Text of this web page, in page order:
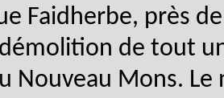
Faidherbe, près
de tout
Nouveau Mons.